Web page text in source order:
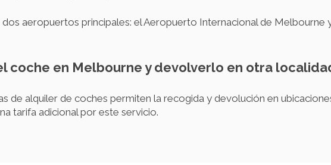
aeropuertos principales: el Aeropuerto Internacional de Melbourne
coche en Melbourne y devolverlo en otra
de alquiler de coches permiten la recogida y devolución en
tarifa adicional por este servicio.